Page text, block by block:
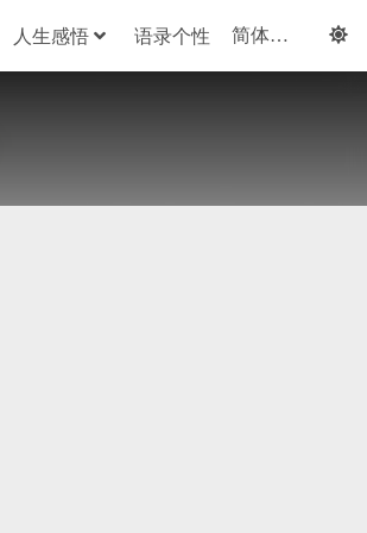
人生感悟 语录个性